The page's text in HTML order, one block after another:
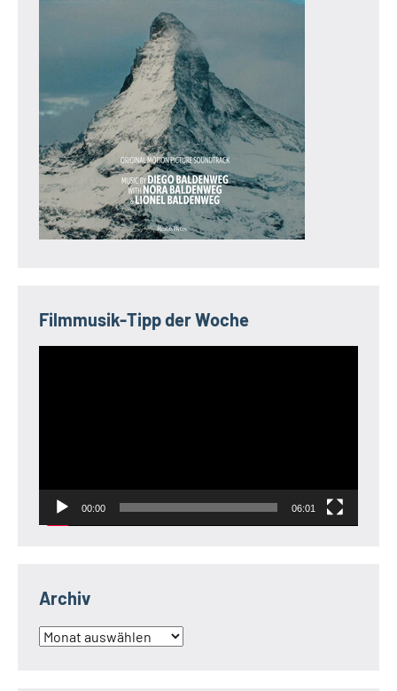
Filmmusik-Tipp der Woche
00:00 06:01
Archiv
Archiv